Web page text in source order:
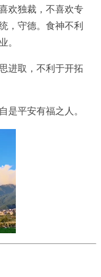
欢独裁，不喜欢专
，守德。食神不利
。
进取，不利于开拓
是平安有福之人。